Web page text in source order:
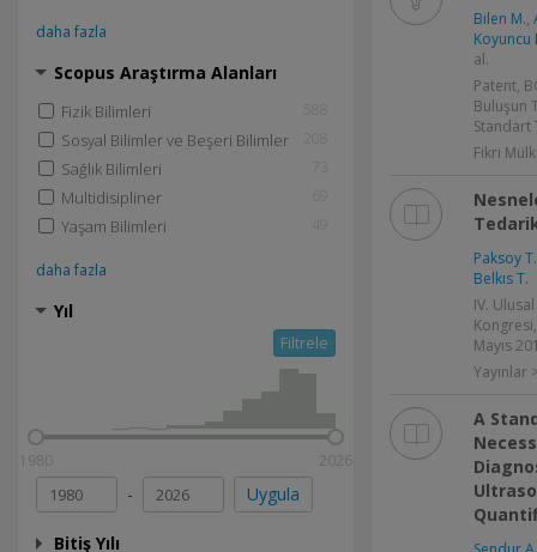
daha fazla
Scopus Araştırma Alanları
Fizik Bilimleri
Sosyal Bilimler ve Beşeri Bilimler
Sağlık Bilimleri
Multidisipliner
Yaşam Bilimleri
daha fazla
Yıl
Filtrele
1980 2026
- Uygula
Bitiş Yılı
Bilen M.,
Koyuncu
al.
Patent,
Buluşun
Standart
Fikri
Paksoy T.
Belkıs T.
IV.
Mayıs
Yayınlar
A